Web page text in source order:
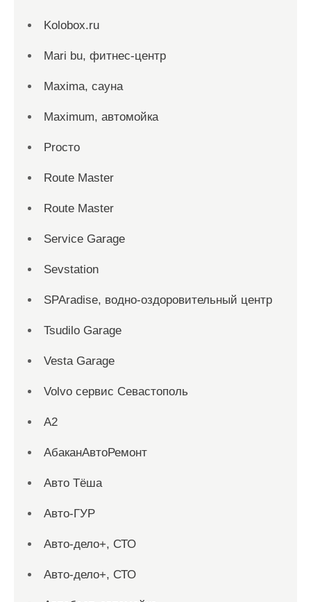
Kolobox.ru
Mari bu, фитнес-центр
Maxima, сауна
Maximum, автомойка
Proсто
Route Master
Route Master
Service Garage
Sevstation
SPAradise, водно-оздоровительный центр
Tsudilo Garage
Vesta Garage
Volvo сервис Севастополь
А2
АбаканАвтоРемонт
Авто Тёша
Авто-ГУР
Авто-дело+, СТО
Авто-дело+, СТО